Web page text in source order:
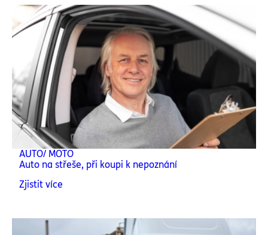
AUTO/ MOTO
Auto na střeše, při koupi k nepoznání
Zjistit více